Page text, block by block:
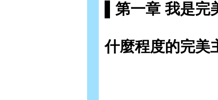
▌第一章 我是
什麼程度的完美